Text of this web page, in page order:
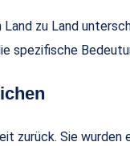
zu Land
spezifische
zurück. Sie